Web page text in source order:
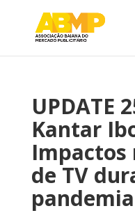
UPDATE
Kantar
Impactos
de TV